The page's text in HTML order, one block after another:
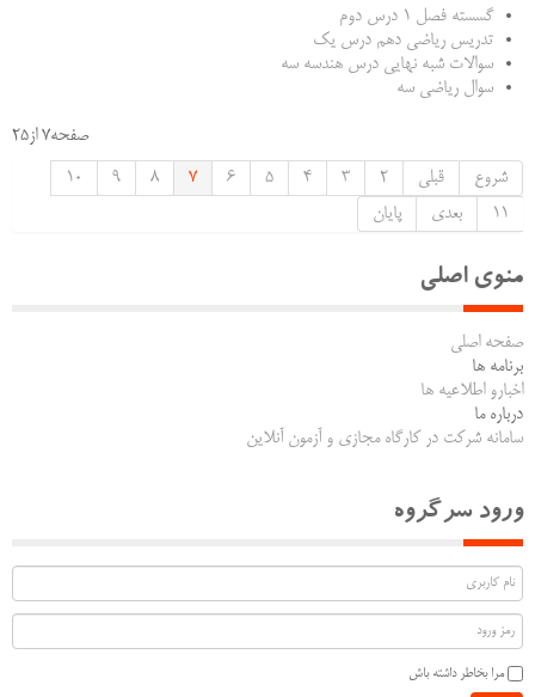
گسسته فصل 1 درس دوم
تدریس ریاضی دهم درس یک
سوالات شبه نهایی درس هندسه سه
سوال ریاضی سه
صفحه7 از25
شروع
قبلی 2
3
4
5
6
7
8
9
10
11
بعدی پایان
منوی اصلی
صفحه اصلی
برنامه ها
اخبارو اطلاعیه ها
درباره ما
سامانه شرکت در کارگاه مجازی و آزمون آنلاین
ورود سرگروه
مرا بخاطر داشته باش